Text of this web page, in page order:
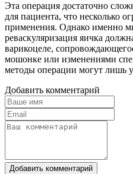
Эта операция достаточно
для пациента, что несколько
применения. Однако именно
реваскуляризация яичка
варикоцеле,
мошонке или изменениями
методы операции могут лишь
Добавить комментарий
Добавить комментарий